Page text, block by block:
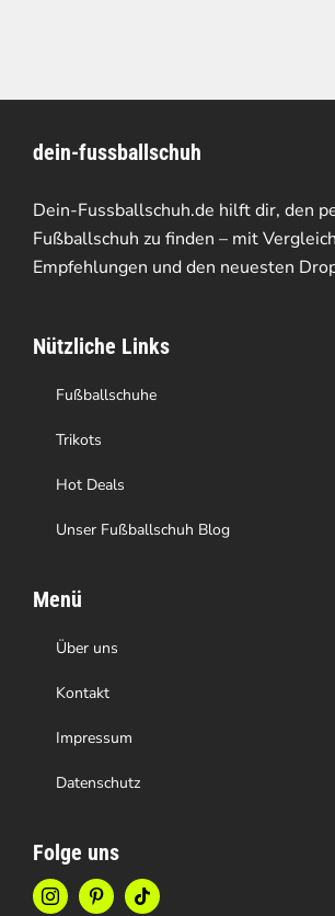
dein-fussballschuh
Dein-Fussballschuh.de hilft dir, den
Fußballschuh zu finden – mit
Empfehlungen und den neuesten
Nützliche Links
Fußballschuhe
Trikots
Hot Deals
Unser Fußballschuh Blog
Menü
Über uns
Kontakt
Impressum
Datenschutz
Folge uns